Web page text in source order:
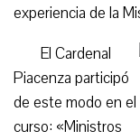
experiencia de la
El Cardenal
Piacenza participó
de este modo en el
curso: «Ministros